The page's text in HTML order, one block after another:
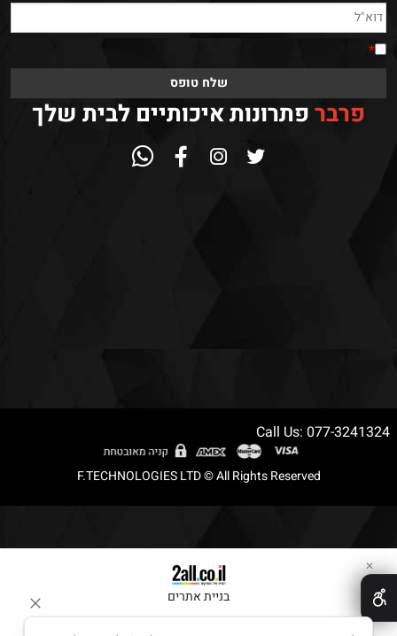
*
פרברפתרונות איכותיים לבית שלך
Call Us: 077-3241324
F.TECHNOLOGIES LTD © All Rights Reserved
בניית אתרים
✕